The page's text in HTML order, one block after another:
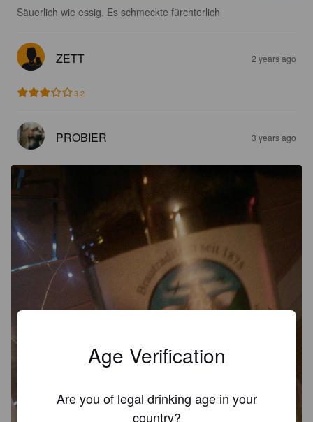
Säuerlich wie essig. Es schmeckte fürchterlich
ZETT 2 years ago
3.2
PROBIER 3 years ago
Age Verification
Are you of legal drinking age in your
country?